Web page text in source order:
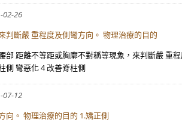
02-26
判斷嚴 重程度及側彎方向。 物理治療的目的
部 距離不等距或胸廓不對稱等現象，來判斷嚴 重
側 彎惡化 4 改善脊柱側
07-12
向。 物理治療的目的 1.矯正側